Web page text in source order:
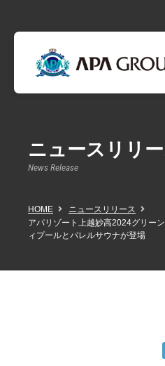
ニュースリリ
News Release
HOME
ニュースリリース
アパリゾート上越妙高2024グリー
ィプールとバレルサウナが登場